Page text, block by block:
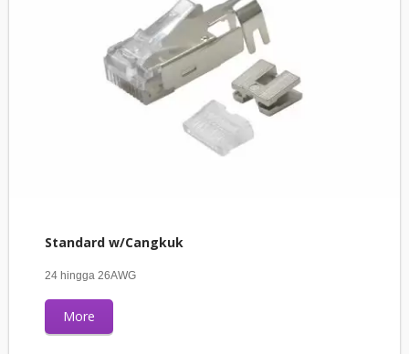
Standard w/Cangkuk
24 hingga 26AWG
More